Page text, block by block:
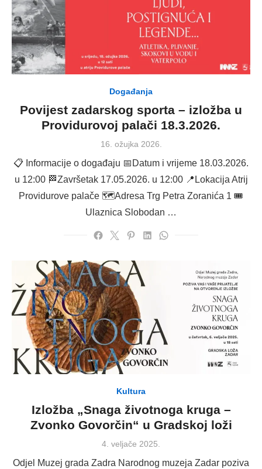
Događanja
Povijest zadarskog sporta – izložba u
Providurovoj palači 18.3.2026.
Posted
16. ožujka 2026.
📋 Informacije o događaju 📅Datum i vrijeme 18.03.2026.
u 12:00 🏁Završetak 17.05.2026. u 12:00 📍Lokacija Atrij
Providurove palače 🗺Adresa Trg Petra Zoranića 1 🎟
Ulaznica Slobodan …
Kultura
Izložba „Snaga životnoga kruga –
Zvonko Govorčin“ u Gradskoj loži
Posted
4. veljače 2025.
Odjel Muzej grada Zadra Narodnog muzeja Zadar poziva